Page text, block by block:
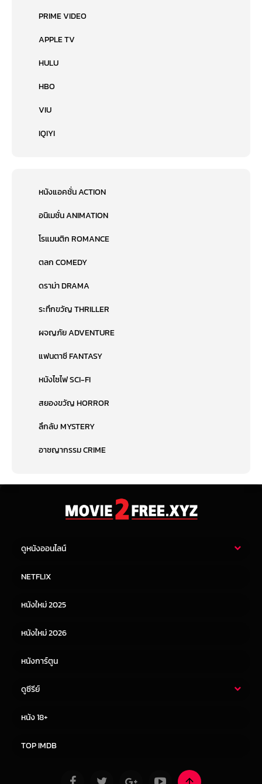
PRIME VIDEO
APPLE TV
HULU
HBO
VIU
IQIYI
หนังแอคชั่น ACTION
อนิเมชั่น ANIMATION
โรแมนติก ROMANCE
ตลก COMEDY
ดราม่า DRAMA
ระทึกขวัญ THRILLER
ผจญภัย ADVENTURE
แฟนตาซี FANTASY
หนังไซไฟ SCI-FI
สยองขวัญ HORROR
ลึกลับ MYSTERY
อาชญากรรม CRIME
ดูหนังออนไลน์
หนังจีน
NETFLIX
หนังใหม่ 2025
หนังใหม่ 2026
หนังการ์ตูน
ดูซีรีย์
หนัง 18+
TOP IMDB